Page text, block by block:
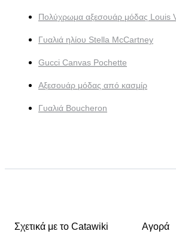
Πολύχρωμα αξεσουάρ μόδας Louis
Γυαλιά ηλίου Stella McCartney
Gucci Canvas Pochette
Αξεσουάρ μόδας από κασμίρ
Γυαλιά Boucheron
Σχετικά με το Catawiki Αγορά